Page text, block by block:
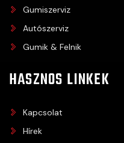
Gumiszerviz
Autószerviz
Gumik & Felnik
HASZNOS LINKEK
Kapcsolat
Hírek